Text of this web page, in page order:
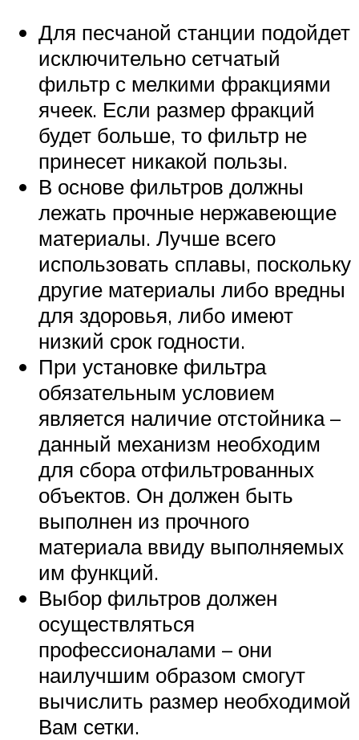
Для песчаной станции подойдет
исключительно сетчатый
фильтр с мелкими фракциями
ячеек. Если размер фракций
будет больше, то фильтр не
принесет никакой пользы.
В основе фильтров должны
лежать прочные нержавеющие
материалы. Лучше всего
использовать сплавы, поскольку
другие материалы либо вредны
для здоровья, либо имеют
низкий срок годности.
При установке фильтра
обязательным условием
является наличие отстойника –
данный механизм необходим
для сбора отфильтрованных
объектов. Он должен быть
выполнен из прочного
материала ввиду выполняемых
им функций.
Выбор фильтров должен
осуществляться
профессионалами – они
наилучшим образом смогут
вычислить размер необходимой
Вам сетки.